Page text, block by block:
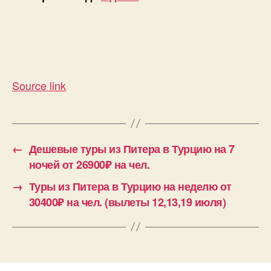
Source link
← Дешевые туры из Питера в Турцию на 7
ночей от 26900₽ на чел.
→ Туры из Питера в Турцию на неделю от
30400₽ на чел. (вылеты 12,13,19 июля)